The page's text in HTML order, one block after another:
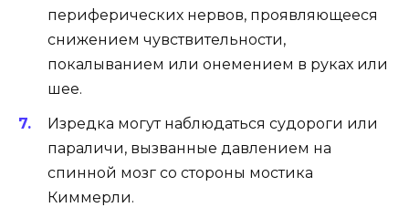
периферических нервов, проявляющееся
снижением чувствительности,
покалыванием или онемением в руках или
шее.
Изредка могут наблюдаться судороги или
параличи, вызванные давлением на
спинной мозг со стороны мостика
Киммерли.